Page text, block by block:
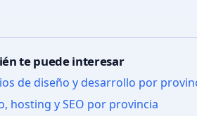
te puede interesar
de diseño y desarrollo por
hosting y SEO por provincia